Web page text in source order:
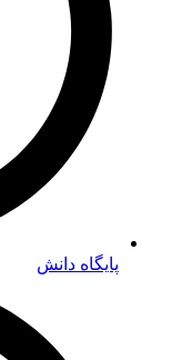
پایگاه دانش